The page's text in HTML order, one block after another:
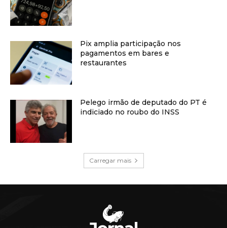
Pix amplia participação nos
pagamentos em bares e
restaurantes
Pelego irmão de deputado do PT é
indiciado no roubo do INSS
Carregar mais